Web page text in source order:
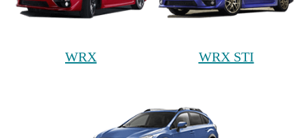
WRX WRX STI